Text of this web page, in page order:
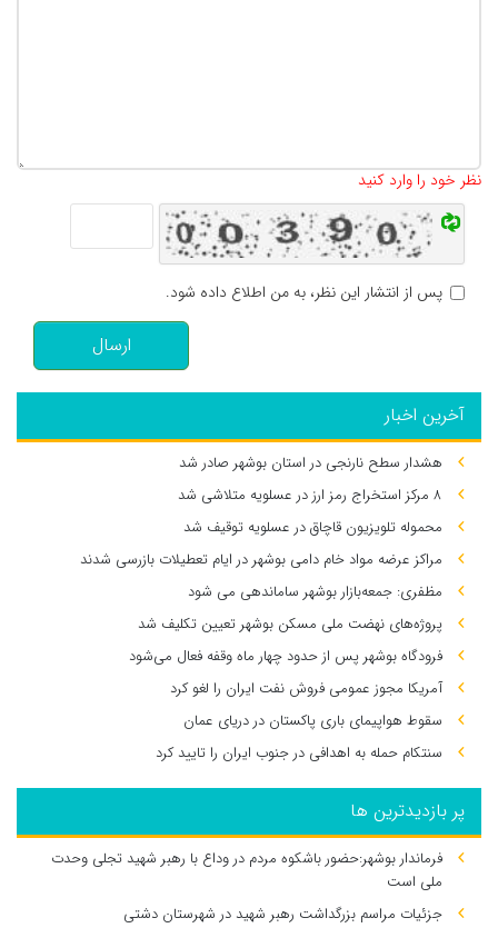
نظر خود را وارد کنید
پس از انتشار این نظر، به من اطلاع داده شود.
ارسال
آخرین اخبار
هشدار سطح نارنجی در استان بوشهر صادر شد
۸ مرکز استخراج رمز ارز در عسلویه متلاشی شد
محموله تلویزیون قاچاق در عسلویه توقیف شد
مراکز عرضه مواد خام دامی بوشهر در ایام تعطیلات بازرسی شدند
مظفری: جمعه‌بازار بوشهر ساماندهی می‌ شود
پروژه‌های نهضت ملی مسکن بوشهر تعیین تکلیف شد
فرودگاه بوشهر پس از حدود چهار ماه وقفه فعال می‌شود
آمریکا مجوز عمومی فروش نفت ایران را لغو کرد
سقوط هواپیمای باری پاکستان در دریای عمان
سنتکام حمله به اهدافی در جنوب ایران را تایید کرد
پر بازدیدترین ها
فرماندار بوشهر:حضور باشکوه مردم در وداع با رهبر شهید تجلی وحدت
ملی است
جزئیات مراسم بزرگداشت رهبر شهید در شهرستان دشتی